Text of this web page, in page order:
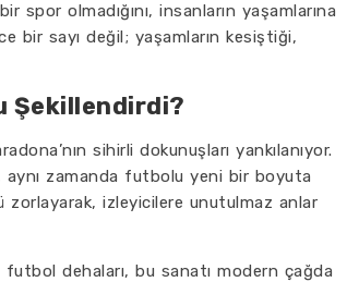
olmadığını, insanların yaşamlarına
bir sayı değil; yaşamların kesiştiği,
Şekillendirdi?
sihirli dokunuşları yankılanıyor.
aynı zamanda futbolu yeni bir boyuta
zorlayarak, izleyicilere unutulmaz anlar
futbol dehaları, bu sanatı modern çağda